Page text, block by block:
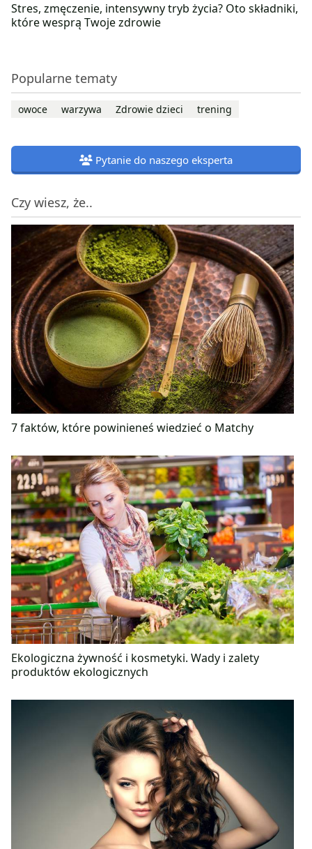
Stres, zmęczenie, intensywny tryb życia? Oto składniki,
które wesprą Twoje zdrowie
Popularne tematy
owoce warzywa Zdrowie dzieci trening
Pytanie do naszego eksperta
Czy wiesz, że..
7 faktów, które powinieneś wiedzieć o Matchy
Ekologiczna żywność i kosmetyki. Wady i zalety
produktów ekologicznych